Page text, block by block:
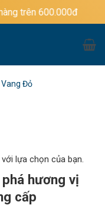
Vang Đỏ
lựa chọn của bạn.
hương vị
cấp